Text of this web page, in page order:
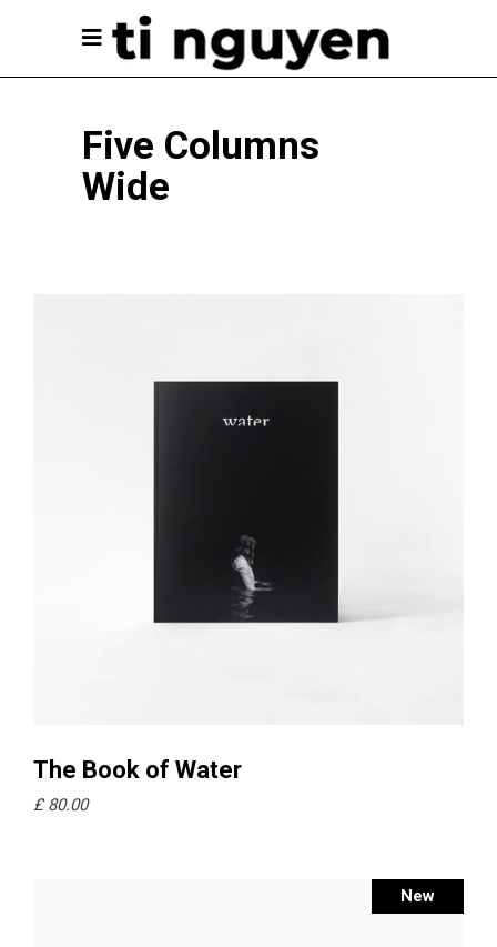
Five Columns
Wide
Ajouter au panier
The Book of Water
£ 80.00
New